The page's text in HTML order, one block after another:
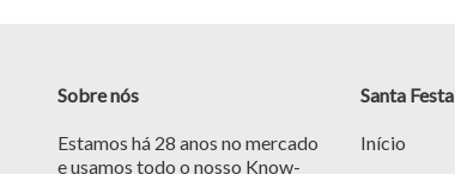
Sobre nós
Estamos há 28 anos no mercado
e usamos todo o nosso Know-
Santa Festa
Início